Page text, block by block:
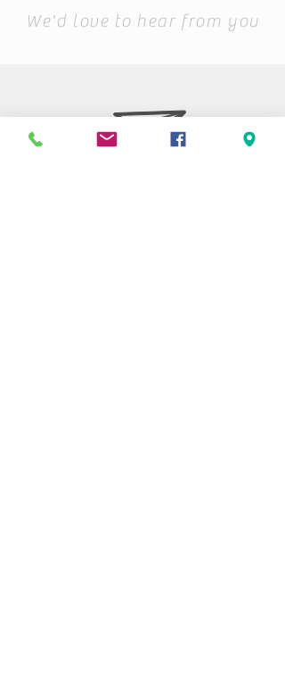
We'd love to hear from you